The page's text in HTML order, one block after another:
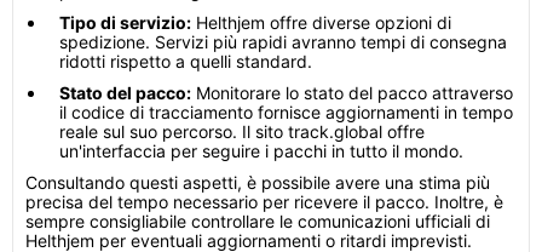
Tipo di servizio: Helthjem offre diverse opzioni di
spedizione. Servizi più rapidi avranno tempi di consegna
ridotti rispetto a quelli standard.
Stato del pacco: Monitorare lo stato del pacco attraverso
il codice di tracciamento fornisce aggiornamenti in tempo
reale sul suo percorso. Il sito track.global offre
un'interfaccia per seguire i pacchi in tutto il mondo.
Consultando questi aspetti, è possibile avere una stima più
precisa del tempo necessario per ricevere il pacco. Inoltre, è
sempre consigliabile controllare le comunicazioni ufficiali di
Helthjem per eventuali aggiornamenti o ritardi imprevisti.